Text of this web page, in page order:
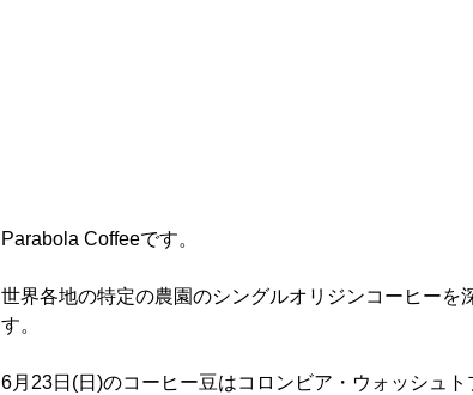
Parabola Coffeeです。
世界各地の特定の農園のシングルオリジンコーヒーを
す。
6月23日(日)のコーヒー豆はコロンビア・ウォッシュト